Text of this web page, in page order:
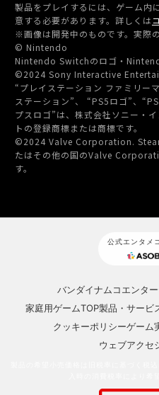
製品をプレイするには、ゲーム内
意する必要があります。詳しくは
※画像は開発中のものです。実際
© Nintendo
Nintendo Switchのロゴ・
©2024 Sony Interactive
“プレイステーション ファミリー
ステーション”、 “PS5ロゴ”、
プスロゴ”は、 株式会社ソニー・
トの登録商標または商標です。
©2024 Valve Corporation.
たはその他の国のValve
す。
公式エンタメ
バンダイナムコエンタ
家庭用ゲームTOP製品・サービ
クッキーポリシーゲーム
ウェブアクセ